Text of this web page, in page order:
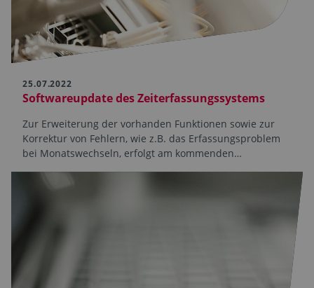
25.07.2022
Softwareupdate des Zeiterfassungssystems
Zur Erweiterung der vorhanden Funktionen sowie zur
Korrektur von Fehlern, wie z.B. das Erfassungsproblem
bei Monatswechseln, erfolgt am kommenden…